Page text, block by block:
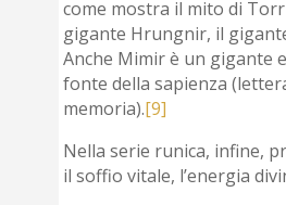
come mostra il mito di
gigante Hrungnir, il
Anche Mimir è un gigante
fonte della sapienza
memoria).[9]
Nella serie runica, infine,
il soffio vitale, l’energia